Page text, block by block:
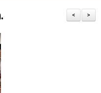
>
<